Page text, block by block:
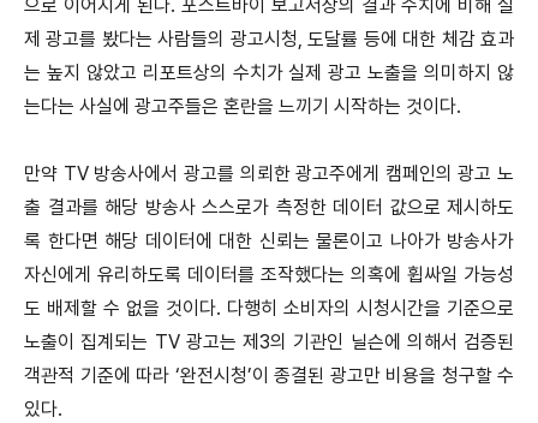
으로 이어지게 된다. 포스트바이 보고서상의 결과 수치에 비해 실
제 광고를 봤다는 사람들의 광고시청, 도달률 등에 대한 체감 효과
는 높지 않았고 리포트상의 수치가 실제 광고 노출을 의미하지 않
는다는 사실에 광고주들은 혼란을 느끼기 시작하는 것이다.
만약 TV 방송사에서 광고를 의뢰한 광고주에게 캠페인의 광고 노
출 결과를 해당 방송사 스스로가 측정한 데이터 값으로 제시하도
록 한다면 해당 데이터에 대한 신뢰는 물론이고 나아가 방송사가
자신에게 유리하도록 데이터를 조작했다는 의혹에 휩싸일 가능성
도 배제할 수 없을 것이다. 다행히 소비자의 시청시간을 기준으로
노출이 집계되는 TV 광고는 제3의 기관인 닐슨에 의해서 검증된
객관적 기준에 따라 ‘완전시청’이 종결된 광고만 비용을 청구할 수
있다.